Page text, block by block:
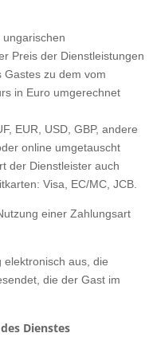
Preis der Dienstleistungen
Gastes zu dem vom
in Euro umgerechnet
EUR, USD, GBP, andere
online umgetauscht
der Dienstleister auch
Visa, EC/MC, JCB.
einer Zahlungsart
elektronisch aus, die
die der Gast im
Dienstes